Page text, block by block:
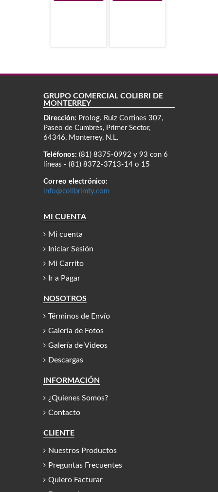
GRUPO COMERCIAL COLIBRÍ DE
MONTERREY
Dirección: Prolog. Ruiz Cortines 307,
Paseo de Cumbres, Primer Sector,
64346, Monterrey, N.L.
Teléfonos: (81) 8375-0992 y 93 con 6
líneas - (81) 8372-3713-14 o 15
Correo electrónico:
info@colibrimty.com
MI CUENTA
Mi cuenta
Iniciar Sesión
Mi Carrito
Ir a Pagar
NOSOTROS
Términos de Envío
Galería de Fotos
Galería de Videos
Descargas
INFORMACIÓN
¿Quienes Somos?
Contacto
CLIENTE
Nuestros Productos
Preguntas Frecuentes
Quiero Facturar